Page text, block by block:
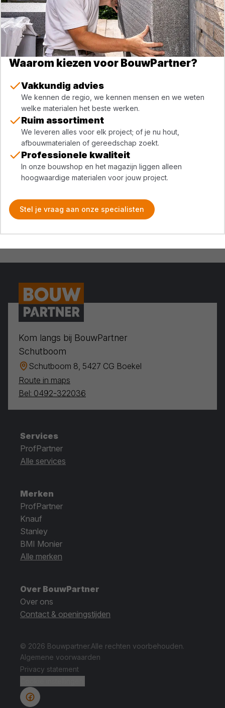
Waarom kiezen voor BouwPartner?
Vakkundig advies
We kennen de regio, we kennen mensen en we weten
welke materialen het beste werken.
Ruim assortiment
We leveren alles voor elk project; of je nu hout,
afbouwmaterialen of gereedschap zoekt.
Professionele kwaliteit
In onze bouwshop en het magazijn liggen alleen
hoogwaardige materialen voor jouw project.
Stel je vraag aan onze specialisten
Kom langs bij BouwPartner
Schutboom
Schutboom 8, 5427 CG Boekel
Route in maps
Bel: 0492-322036
Services
ProfPartner
Alle services
Merken
ProfPartner
Knauf
Stanley
BMI Monier
Alle merken
Over BouwPartner
Over ons
Contact & openingstijden
© 2026 Bouwpartner.Alle rechten voorbehouden.
Algemene voorwaarden
Privacy statement